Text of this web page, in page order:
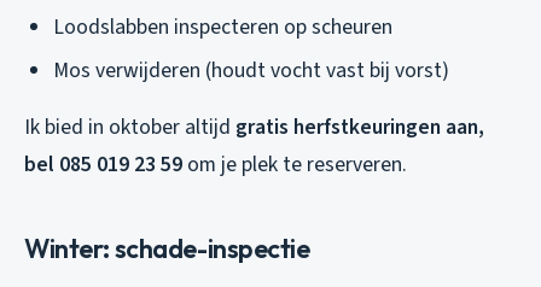
Loodslabben inspecteren op scheuren
Mos verwijderen (houdt vocht vast bij vorst)
Ik bied in oktober altijd gratis herfstkeuringen aan,
bel 085 019 23 59 om je plek te reserveren.
Winter: schade-inspectie